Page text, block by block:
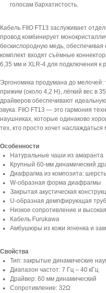
голосам бархатистость.
Кабель FIIO FT13 заслуживает
провод комбинирует
бескислородную медь,
комплект входят съёмные
6,35 мм и XLR-4 для подключения к
Эргономика продумана до
прижим (около 4,2 Н), лёгкий вес в
драйверов обеспечивают
звука. FIIO FT13 — это гармония
наушниках, которые одинаково
тех, кто просто хочет
Особенности
Натуральные чаши из амаранта
Крупный 60-мм динамический
Диафрагма из композита:
W-образная форма диафрагмы
Закрытая акустическая
U-образная демпфирующая
Низкое сопротивление и
Кабель Furukawa
Амбушюры из кожи ягненка и
Свойства
Тип: закрытые динамические
Диапазон частот: 7 Гц – 40 кГц
Драйвер: 60 мм динамический
Сопротивление: 32Ω